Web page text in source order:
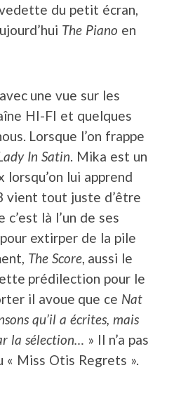
du petit écran,
The Piano en
une vue sur les
HI-FI et quelques
Lorsque l’on frappe
In Satin. Mika est un
lui apprend
vient tout juste d’être
là l’un de ses
extirper de la pile
The Score, aussi le
prédilection pour le
il avoue que ce Nat
qu’il a écrites, mais
la sélection… » Il n’a pas
« Miss Otis Regrets ».